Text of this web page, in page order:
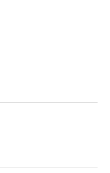
avec ses 29,7cm de
29cm sur 29cm est très
proportions élégantes et
Aurélie et je suis ravie
et je vous souhaite une